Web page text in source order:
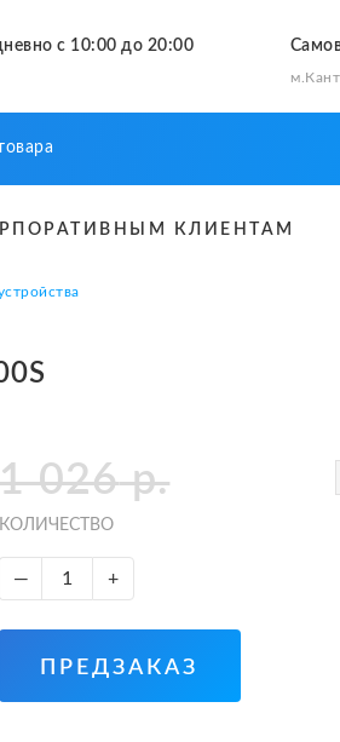
с 10:00 до 20:00
КЛИЕНТАМ
1 026р.
КОЛИЧЕСТВО
— +
ПРЕДЗАКАЗ